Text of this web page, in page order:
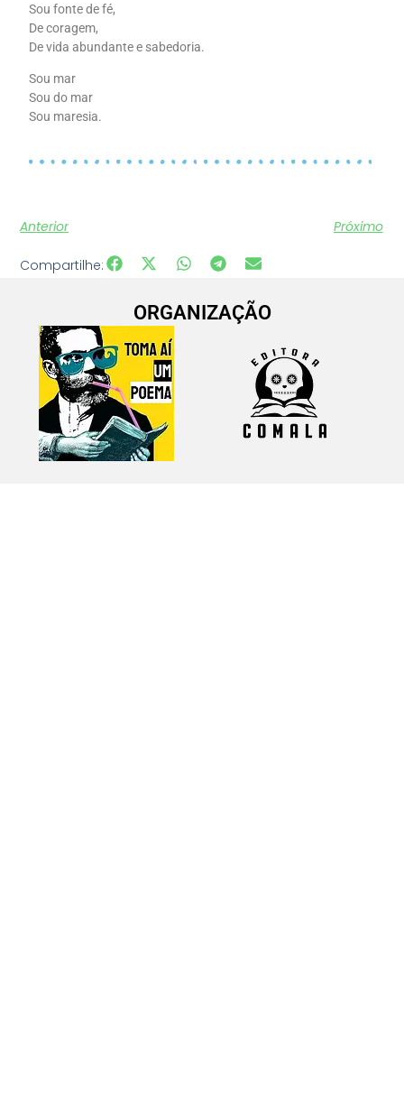
Sou fonte de fé,
De coragem,
De vida abundante e sabedoria.
Sou mar
Sou do mar
Sou maresia.
Anterior Próximo
Compartilhe:
ORGANIZAÇÃO